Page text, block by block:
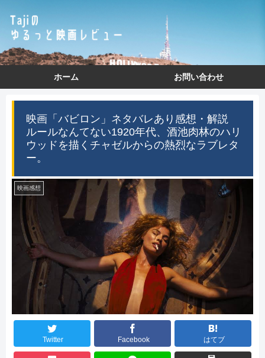
ホーム お問い合わせ
映画「バビロン」ネタバレあり感想・解説
ルールなんてない1920年代、酒池肉林のハリ
ウッドを描くチャゼルからの熱烈なラブレタ
ー。
映画感想
Twitter Facebook はてブ